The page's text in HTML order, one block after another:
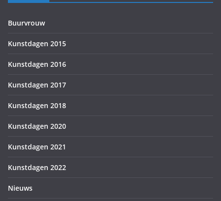
Buurvrouw
Kunstdagen 2015
Kunstdagen 2016
Kunstdagen 2017
Kunstdagen 2018
Kunstdagen 2020
Kunstdagen 2021
Kunstdagen 2022
Nieuws